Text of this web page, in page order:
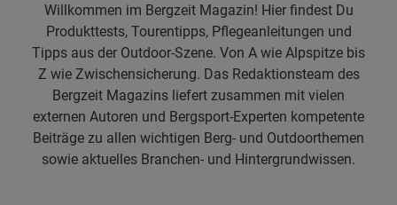
Willkommen im Bergzeit Magazin! Hier findest Du
Produkttests, Tourentipps, Pflegeanleitungen und
Tipps aus der Outdoor-Szene. Von A wie Alpspitze bis
Z wie Zwischensicherung. Das Redaktionsteam des
Bergzeit Magazins liefert zusammen mit vielen
externen Autoren und Bergsport-Experten kompetente
Beiträge zu allen wichtigen Berg- und Outdoorthemen
sowie aktuelles Branchen- und Hintergrundwissen.